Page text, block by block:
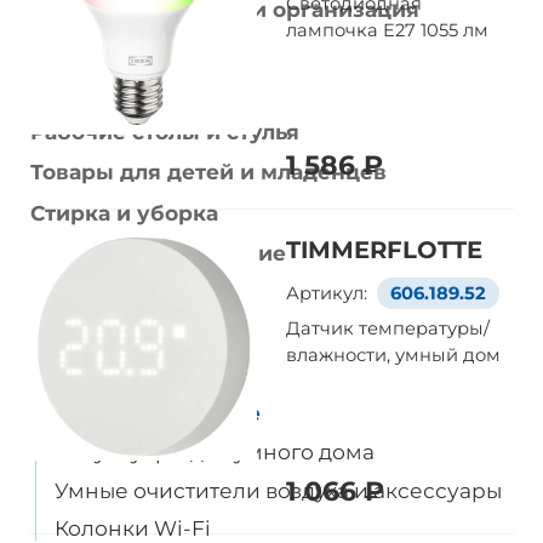
Хранение мелочей и организация
Кровати и матрасы
Диваны и кресла
Рабочие столы и стулья
Товары для детей и младенцев
Стирка и уборка
Домашнее улучшение
Украшения
Все товары
Умное освещение
Аксуссуары для умного дома
Умные очистители воздуха и аксессуары
Колонки Wi-Fi
лампочка E27 1055 лм
1 586 ₽
TIMMERFLOTTE
Артикул:
606.189.52
Датчик температуры/
влажности, умный дом
1 066 ₽